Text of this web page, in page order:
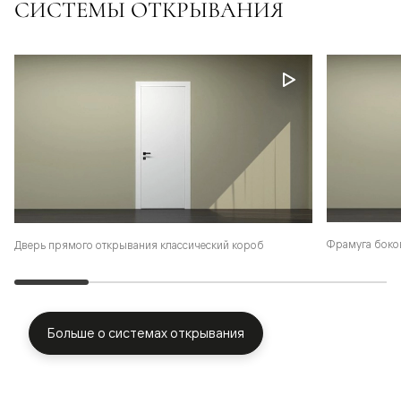
СИСТЕМЫ ОТКРЫВАНИЯ
Дверь прямого открывания классический короб Фрамуга
Больше о системах открывания